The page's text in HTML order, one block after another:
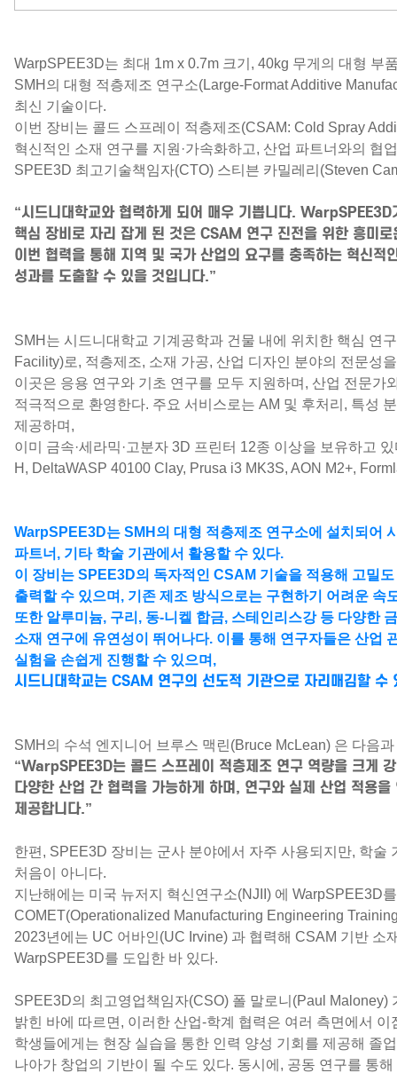
WarpSPEE3D는 최대 1m x 0.7m 크기, 40kg 무게의 대형 부
SMH의 대형 적층제조 연구소(Large-Format Additive
최신 기술이다.
이번 장비는 콜드 스프레이 적층제조(CSAM: Cold Spray
혁신적인 소재 연구를 지원·가속화하고, 산업 파트너와의 협
SPEE3D 최고기술책임자(CTO) 스티븐 카밀레리(Steven
“시드니대학교와 협력하게 되어 매우 기쁩니다.
핵심 장비로 자리 잡게 된 것은 CSAM 연구 진전을 위한 흥미
이번 협력을 통해 지역 및 국가 산업의 요구를 충족하는 혁신적
성과를 도출할 수 있을 것입니다.”
SMH는 시드니대학교 기계공학과 건물 내에 위치한 핵심 연
Facility)로, 적층제조, 소재 가공, 산업 디자인 분야의 전문성
이곳은 응용 연구와 기초 연구를 모두 지원하며, 산업 전문가
적극적으로 환영한다. 주요 서비스로는 AM 및 후처리, 특성
제공하며,
이미 금속·세라믹·고분자 3D 프린터 12종 이상을 보유하고
H, DeltaWASP 40100 Clay, Prusa i3 MK3S, AON M2+,
WarpSPEE3D는 SMH의 대형 적층제조 연구소에 설치되어
파트너, 기타 학술 기관에서 활용할 수 있다.
이 장비는 SPEE3D의 독자적인 CSAM 기술을 적용해 고밀
출력할 수 있으며, 기존 제조 방식으로는 구현하기 어려운 속
또한 알루미늄, 구리, 동-니켈 합금, 스테인리스강 등 다양한
소재 연구에 유연성이 뛰어나다. 이를 통해 연구자들은 산업
실험을 손쉽게 진행할 수 있으며,
시드니대학교는 CSAM 연구의 선도적 기관으로 자리매김할 수
SMH의 수석 엔지니어 브루스 맥린(Bruce McLean) 은 다음
“WarpSPEE3D는 콜드 스프레이 적층제조 연구 역량을 크게
다양한 산업 간 협력을 가능하게 하며, 연구와 실제 산업 적용을
제공합니다.”
한편, SPEE3D 장비는 군사 분야에서 자주 사용되지만, 학술
처음이 아니다.
지난해에는 미국 뉴저지 혁신연구소(NJII) 에 WarpSPEE3D
COMET(Operationalized Manufacturing Engineering
2023년에는 UC 어바인(UC Irvine) 과 협력해 CSAM 기반 소
WarpSPEE3D를 도입한 바 있다.
SPEE3D의 최고영업책임자(CSO) 폴 말로니(Paul Maloney)
밝힌 바에 따르면, 이러한 산업-학계 협력은 여러 측면에서
학생들에게는 현장 실습을 통한 인력 양성 기회 를 제공해 졸
나아가 창업의 기반이 될 수도 있다. 동시에, 공동 연구를 통해